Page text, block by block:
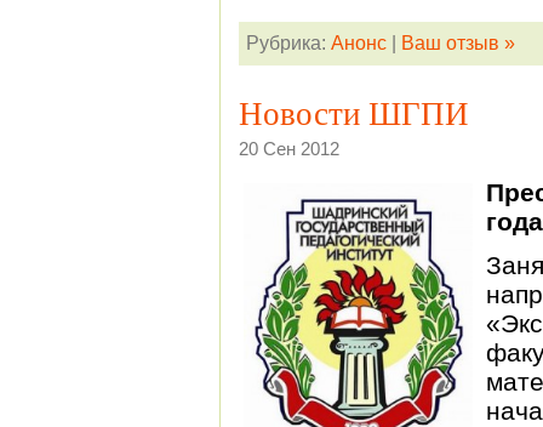
Рубрика: Анонс| Ваш отзыв »
Новости ШГПИ
20 Сен 2012
года